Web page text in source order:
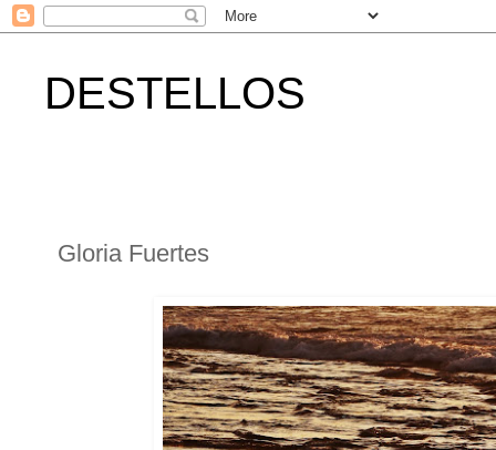
DESTELLOS
Gloria Fuertes